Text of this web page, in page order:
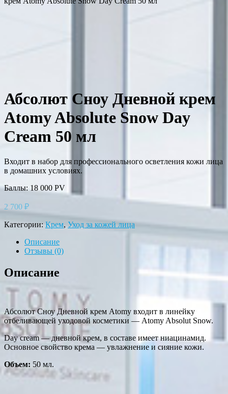
Абсолют Сноу Дневной крем
Atomy Absolute Snow Day
Cream 50 мл
Входит в набор для профессионального осветления кожи лица
в домашних условиях.
Баллы: 18 000 PV
2 700 ₽
Категории: Крем, Уход за кожей лица
Описание
Отзывы (0)
Описание
Абсолют Сноу Дневной крем Atomy входит в линейку
отбеливающей уходовой косметики — Atomy Absolut Snow.
Day cream — дневной крем, в составе имеет ниацинамид.
Основное свойство крема — увлажнение и сияние кожи.
Объем: 50 мл.